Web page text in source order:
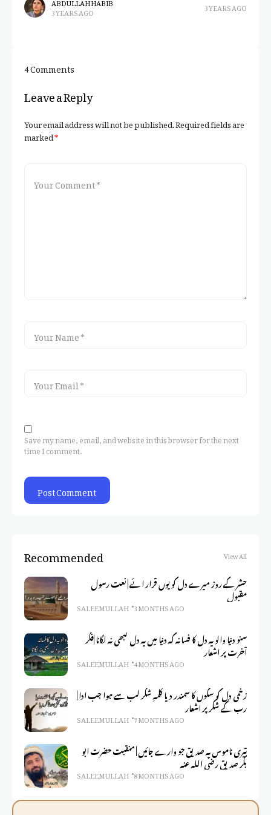
3 YEARS AGO 3 YEARS AGO
4 Comments
Leave a Reply
Your email address will not be published.Required fields are
marked*
Save my name, email, and website in this browser for the next
time I comment.
Recommended View All
حشر کے روز میرے دل کو یوں قرار ائے | نعت رسول
مقبول
SALEEM ULLAH 3 MONTHS AGO
سنو دنیا والو یہ دل کا فسانہ کہ دنیا میں یہ دل کبھی نہ لگانا |فکر
آخرت پر اشعار
SALEEM ULLAH 4 MONTHS AGO
زخمی دل کو سکوں کا سمندر دیا کلمہِ شکر لب سے ہوا جب ادا |
رب کے شکر پر اشعار
SALEEM ULLAH 7 MONTHS AGO
تیری ناموس پہ صدیق جو وارے جائیں | منقبت حضرت ابو
بکر صدیق رضی اللہ عنہ
SALEEM ULLAH 8 MONTHS AGO